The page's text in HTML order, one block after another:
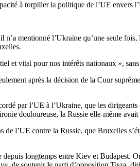
à torpiller la politique de l’UE envers
mentionné l’Ukraine qu’une seule
et vital pour nos intérêts nationaux »,
après la décision de la Cour
par l’UE à l’Ukraine, que les
douloureuse, la Russie elle-même avait
de l’UE contre la Russie, que Bruxelles
longtemps entre Kiev et Budapest.